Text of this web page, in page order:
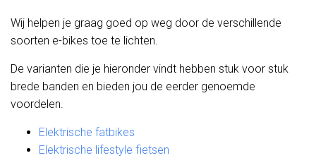
Wij helpen je graag goed op weg door de verschillende
soorten e-bikes toe te lichten.
De varianten die je hieronder vindt hebben stuk voor stuk
brede banden en bieden jou de eerder genoemde
voordelen.
Elektrische fatbikes
Elektrische lifestyle fietsen